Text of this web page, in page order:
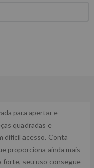
para apertar e
quadradas e
difícil acesso. Conta
proporciona ainda mais
forte, seu uso consegue